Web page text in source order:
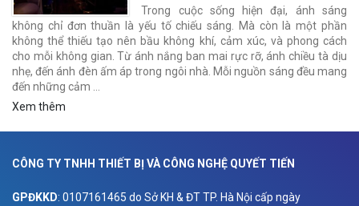
Trong cuộc sống hiện đại, ánh sáng
không chỉ đơn thuần là yếu tố chiếu sáng. Mà còn là một phần
không thể thiếu tạo nên bầu không khí, cảm xúc, và phong cách
cho mỗi không gian. Từ ánh nắng ban mai rực rỡ, ánh chiều tà dịu
nhẹ, đến ánh đèn ấm áp trong ngôi nhà. Mỗi nguồn sáng đều mang
đến những cảm …
Xem thêm
CÔNG TY TNHH THIẾT BỊ VÀ CÔNG NGHỆ QUYẾT TIẾN
GPĐKKD: 0107161465 do Sở KH & ĐT TP. Hà Nội cấp ngày